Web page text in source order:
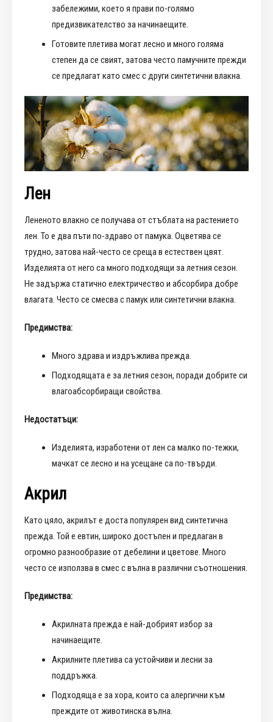
забележими, което я прави по-голямо
предизвикателство за начинаещите.
Готовите плетива могат лесно и много голяма
степен да се свият, затова често памучните прежди
се предлагат като смес с други синтетични влакна.
Лен
Лененото влакно се получава от стъблата на растението
лен. То е два пъти по-здраво от памука. Оцветява се
трудно, затова най-често се среща в естествен цвят.
Изделията от него са много подходящи за летния сезон.
Не задържа статично електричество и абсорбира добре
влагата. Често се смесва с памук или синтетични влакна.
Предимства:
Много здрава и издръжлива прежда.
Подходящата е за летния сезон, поради добрите си
влагоабсорбиращи свойства.
Недостатъци:
Изделията, изработени от лен са малко по-тежки,
мачкат се лесно и на усещане са по-твърди.
Акрил
Като цяло, акрилът е доста популярен вид синтетична
прежда. Той е евтин, широко достъпен и предлаган в
огромно разнообразие от дебелини и цветове. Много
често се използва в смес с вълна в различни съотношения.
Предимства:
Акрилната прежда е най-добрият избор за
начинаещите.
Акрилните плетива са устойчиви и лесни за
поддръжка.
Подходяща е за хора, които са алергични към
преждите от животинска вълна.